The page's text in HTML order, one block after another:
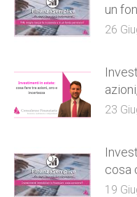
un
26
23
cosa
19